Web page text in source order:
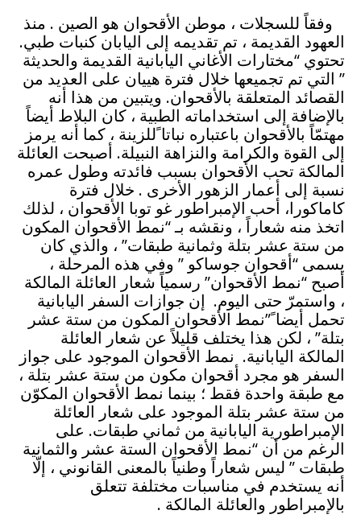
وفقاً للسجلات ، موطن الأقحوان هو الصين . منذ
العهود القديمة ، تم تقديمه إلى اليابان كنبات طبي.
تحتوي “مختارات الأغاني اليابانية القديمة والحديثة
” التي تم تجميعها خلال فترة هييان على العديد من
القصائد المتعلقة بالأقحوان. ويتبين من هذا أنه
بالإضافة إلى استخداماته الطبية ، كان البلاط أيضاً
مهتمّاً بالأقحوان باعتباره نباتا ًللزينة ، كما أنه يرمز
إلى القوة والكرامة والنزاهة النبيلة. أصبحت العائلة
المالكة تحب الأقحوان بسبب فائدته وطول عمره
نسبة إلى أعمار الزهور الأخرى . خلال فترة
كاماكورا، أحب الإمبراطور غو توبا الأقحوان ، لذلك
اتخذ منه شعاراً ، ونقشه بـ “نمط الأقحوان المكون
من ستة عشر بتلة وثمانية طبقات” ، والذي كان
يسمى “أقحوان جوساكو ” وفي هذه المرحلة ،
أصبح “نمط الأقحوان” رسمياً شعار العائلة المالكة
، واستمرّ حتى اليوم. إن جوازات السفر اليابانية
تحمل أيضا ً”نمط الأقحوان المكون من ستة عشر
بتلة” ، لكن هذا يختلف قليلاً عن شعار العائلة
المالكة اليابانية. نمط الأقحوان الموجود على جواز
السفر هو مجرد أقحوان مكون من ستة عشر بتلة ،
مع طبقة واحدة فقط ؛ بينما نمط الأقحوان المكوّن
من ستة عشر بتلة الموجود على شعار العائلة
الإمبراطورية اليابانية من ثماني طبقات. على
الرغم من أن “نمط الأقحوان الستة عشر والثمانية
طبقات ” ليس شعاراً وطنياً بالمعنى القانوني ، إلّا
أنه يستخدم في مناسبات مختلفة تتعلق
بالإمبراطور والعائلة المالكة .